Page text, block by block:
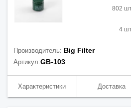
802
4
Производитель: Big Filter
Артикул:GB-103
Характеристики Доставка